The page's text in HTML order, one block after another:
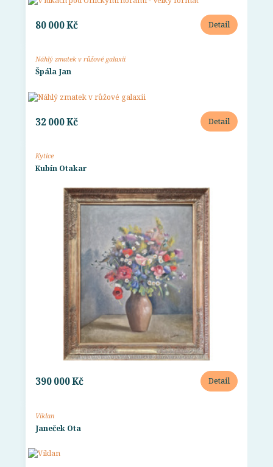
80 000 Kč Detail
Náhlý zmatek v růžové galaxii
Špála Jan
32 000 Kč Detail
Kytice
Kubín Otakar
390 000 Kč Detail
Viklan
Janeček Ota